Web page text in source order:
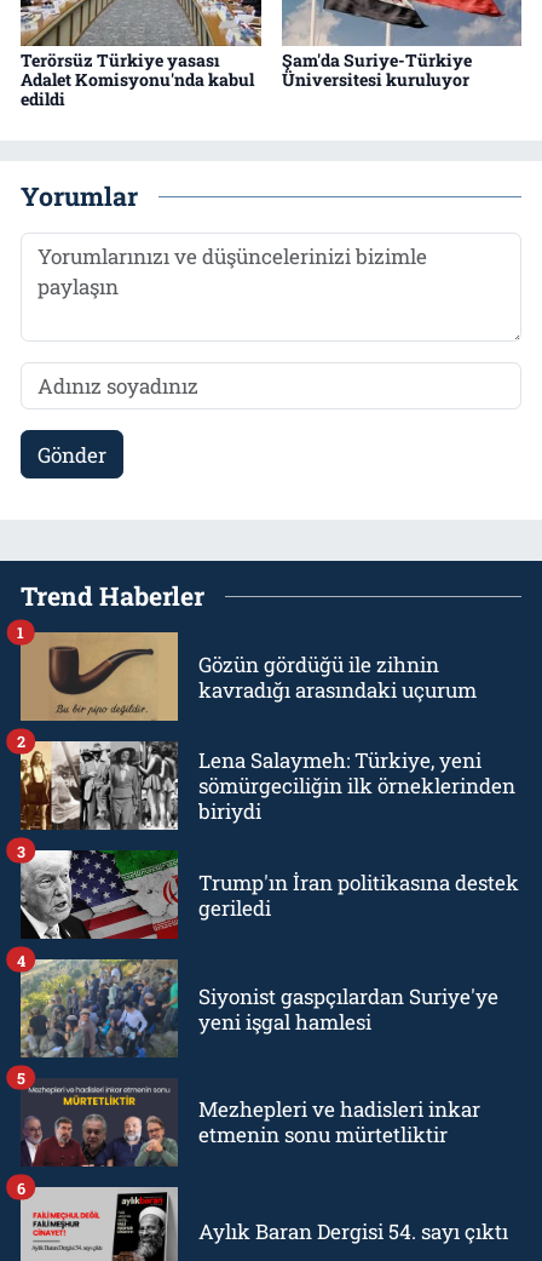
Terörsüz Türkiye yasası
Adalet Komisyonu'nda kabul
edildi
Şam'da Suriye-Türkiye
Üniversitesi kuruluyor
Yorumlar
Gönder
Trend Haberler
Gözün gördüğü ile zihnin
kavradığı arasındaki uçurum
1
Lena Salaymeh: Türkiye, yeni
sömürgeciliğin ilk örneklerinden
biriydi
2
Trump'ın İran politikasına destek
geriledi
3
Siyonist gaspçılardan Suriye'ye
yeni işgal hamlesi
4
Mezhepleri ve hadisleri inkar
etmenin sonu mürtetliktir
5
Aylık Baran Dergisi 54. sayı çıktı
6